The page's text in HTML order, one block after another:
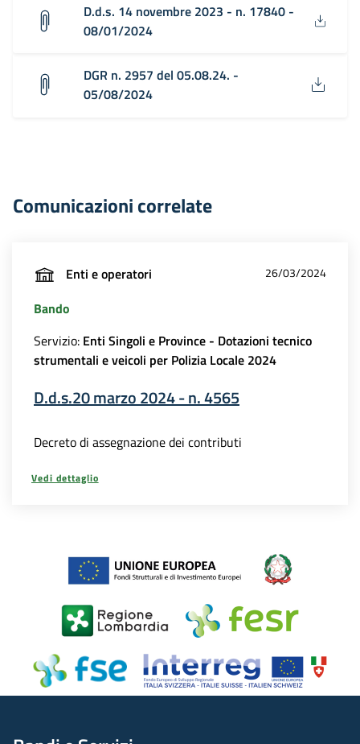
D.d.s. 14 novembre 2023 - n. 17840 -
08/01/2024
DGR n. 2957 del 05.08.24. -
05/08/2024
Comunicazioni correlate
Enti e operatori 26/03/2024
Bando
Servizio: Enti Singoli e Province - Dotazioni tecnico
strumentali e veicoli per Polizia Locale 2024
D.d.s.20 marzo 2024 - n. 4565
Decreto di assegnazione dei contributi
Vedi dettaglio